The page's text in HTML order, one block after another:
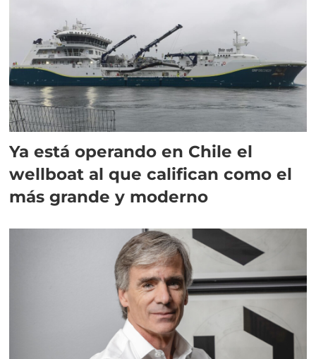
Ya está operando en Chile el
wellboat al que califican como el
más grande y moderno